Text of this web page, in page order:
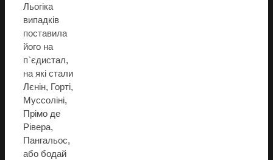
Льогіка
випадків
поставила
його на
п`єдистал,
на які стали
Лєнін, Гортi,
Муссоліні,
Прімо де
Рівера,
Пангальос,
або бодай